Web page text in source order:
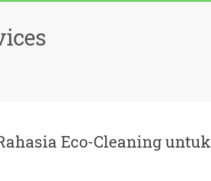
Eco-Cleaning untuk